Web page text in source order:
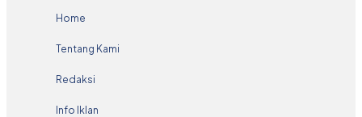
Home
Tentang Kami
Redaksi
Info Iklan